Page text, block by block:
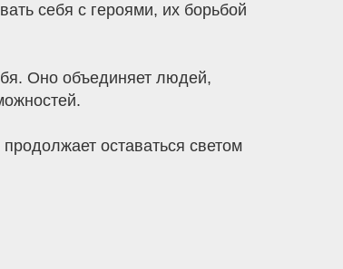
себя с героями, их борьбой
Оно объединяет людей,
оставаться светом